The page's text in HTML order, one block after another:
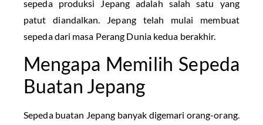
sepeda produksi Jepang adalah salah satu yang
patut diandalkan. Jepang telah mulai membuat
sepeda dari masa Perang Dunia kedua berakhir.
Mengapa Memilih Sepeda
Buatan Jepang
Sepeda buatan Jepang banyak digemari orang-orang.